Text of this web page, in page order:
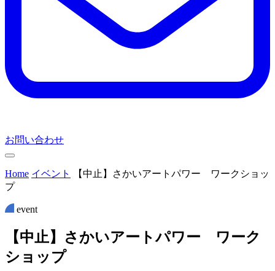
お問い合わせ
Home イベント
【中止】さかいアートパワー ワークショッ
プ
event
【中止】 さ かいアー トパワー ワーク
シ ョ ッ プ